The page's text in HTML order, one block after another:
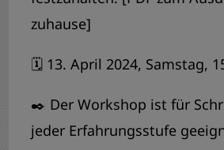
zuhause]
🗓️ 13. April 2024, Samstag,
✒️ Der Workshop ist für
jeder Erfahrungsstufe